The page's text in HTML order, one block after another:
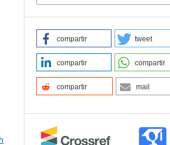
h
compartir tweet
compartir compartir
compartir mail